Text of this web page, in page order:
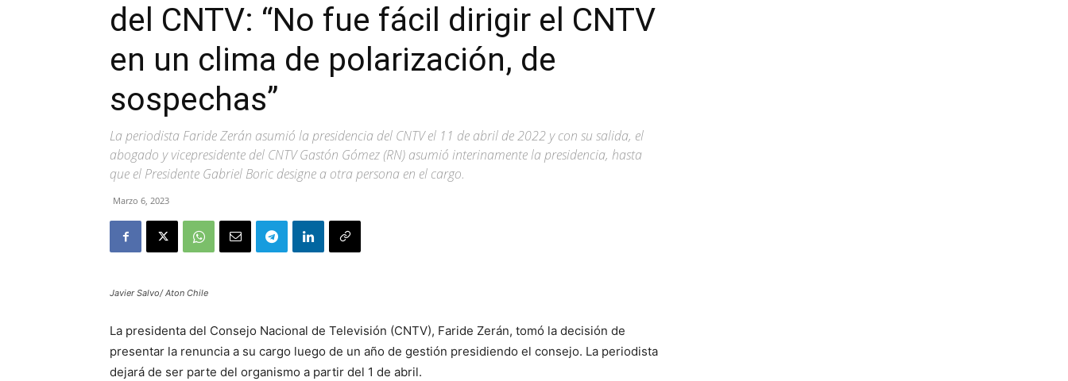
del CNTV: “No fue fácil dirigir el CNTV
en un clima de polarización, de
sospechas”
La periodista Faride Zerán asumió la presidencia del CNTV el 11 de abril de 2022 y con su salida, el
abogado y vicepresidente del CNTV Gastón Gómez (RN) asumió interinamente la presidencia, hasta
que el Presidente Gabriel Boric designe a otra persona en el cargo.
Marzo 6, 2023
Javier Salvo/ Aton Chile
La presidenta del Consejo Nacional de Televisión (CNTV), Faride Zerán, tomó la decisión de
presentar la renuncia a su cargo luego de un año de gestión presidiendo el consejo. La periodista
dejará de ser parte del organismo a partir del 1 de abril.